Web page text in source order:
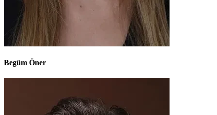
Begüm Öner